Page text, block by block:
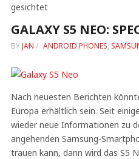
gesichtet
GALAXY S5 NEO:
BYJAN / ANDROID PHONES,
Nach neuesten Berichten
Europa erhältlich sein. Seit
wieder neue Informationen zu
angehenden Samsung-
trauen kann, dann wird das S5